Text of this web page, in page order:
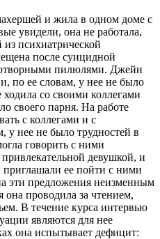
и жила в одном доме с
увидели, она не работала,
психиатрической
после суицидной
пилюлями. Джейн
по ее словам, у нее не было
со своими коллегами
своего парня. На работе
с коллегами и с
у нее не было трудностей в
говорить с ними
девушкой, и
ее пойти с ними
эти предложения неизменным
она проводила за чтением,
В течение курса интервью
являются для нее
она испытывает дефицит: